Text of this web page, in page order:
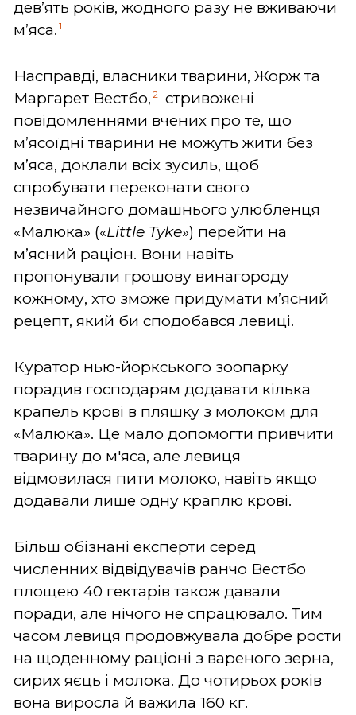
дев’ять років, жодного разу не вживаючи
м’яса. 1
Насправді, власники тварини, Жорж та
Маргарет Вестбо, 2
стривожені
повідомленнями вчених про те, що
м’ясоїдні тварини не можуть жити без
м’яса, доклали всіх зусиль, щоб
спробувати переконати свого
незвичайного домашнього улюбленця
«Малюка» («Little Tyke») перейти на
м’ясний раціон. Вони навіть
пропонували грошову винагороду
кожному, хто зможе придумати м’ясний
рецепт, який би сподобався левиці.
Куратор нью-йоркського зоопарку
порадив господарям додавати кілька
крапель крові в пляшку з молоком для
«Малюка». Це мало допомогти привчити
тварину до м'яса, але левиця
відмовилася пити молоко, навіть якщо
додавали лише одну краплю крові.
Більш обізнані експерти серед
численних відвідувачів ранчо Вестбо
площею 40 гектарів також давали
поради, але нічого не спрацювало. Тим
часом левиця продовжувала добре рости
на щоденному раціоні з вареного зерна,
сирих яєць і молока. До чотирьох років
вона виросла й важила 160 кг.